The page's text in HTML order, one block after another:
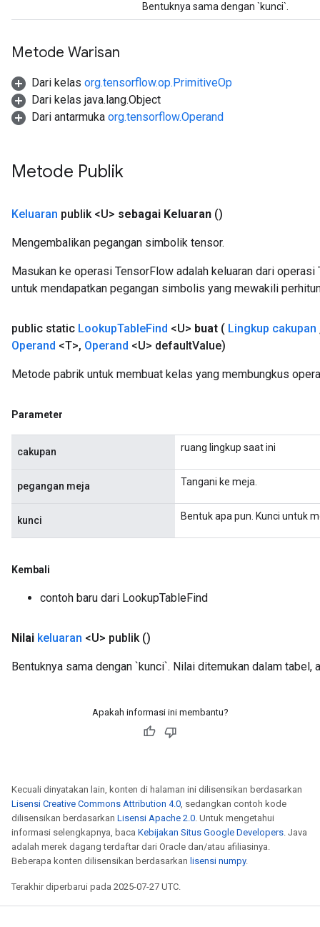
Bentuknya sama dengan `kunci`.
Metode Warisan
Dari kelas org.tensorflow.op.PrimitiveOp
Dari kelas java.lang.Object
Dari antarmuka org.tensorflow.Operand
Metode Publik
Keluaran publik <U> sebagai Keluaran ()
Mengembalikan pegangan simbolik tensor.
Masukan ke operasi TensorFlow adalah keluaran dari
untuk mendapatkan pegangan simbolis yang mewakili
public static LookupTableFind <U> buat ( Lingkup cakupan
Operand <T>, Operand <U> defaultValue)
Metode pabrik untuk membuat kelas yang membungkus
Parameter
cakupan ruang lingkup saat ini
pegangan meja Tangani ke meja.
kunci Bentuk apa pun. Kunci untuk
Kembali
contoh baru dari LookupTableFind
Nilai keluaran <U> publik ()
Bentuknya sama dengan `kunci`. Nilai ditemukan dalam tabel,
Apakah informasi ini membantu?
Kecuali dinyatakan lain, konten di halaman ini dilisensikan berdasarkan
Lisensi Creative Commons Attribution 4.0, sedangkan contoh kode
dilisensikan berdasarkan Lisensi Apache 2.0. Untuk mengetahui
informasi selengkapnya, baca Kebijakan Situs Google Developers. Java
adalah merek dagang terdaftar dari Oracle dan/atau afiliasinya.
Beberapa konten dilisensikan berdasarkan lisensi numpy.
Terakhir diperbarui pada 2025-07-27 UTC.